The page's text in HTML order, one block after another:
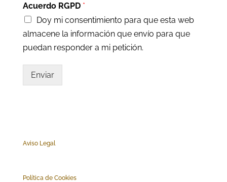
Acuerdo RGPD *
Doy mi consentimiento para que esta web
almacene la información que envío para que
puedan responder a mi petición.
Enviar
Aviso Legal
Política de Cookies